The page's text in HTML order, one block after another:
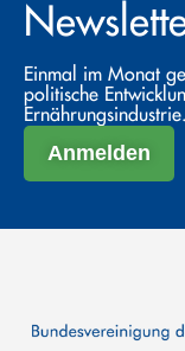
Einmal im Monat
politische
Ernährungsindustrie.
Anmelden